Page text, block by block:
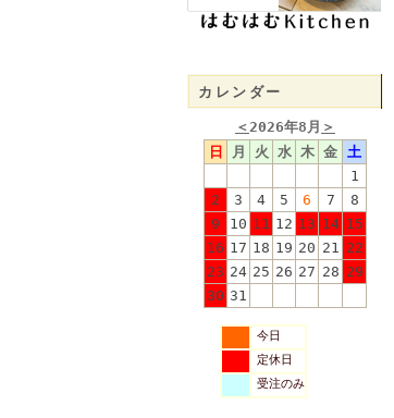
カレンダー
＜2026年8月 ＞
日
月 火 水 木 金 土
1
2
3 4 5 6 7
8
9
10 11 12 13 14 15
16 17 18 19 20 21 22
23 24 25 26 27 28 29
30 31
今日
定休日
受注のみ